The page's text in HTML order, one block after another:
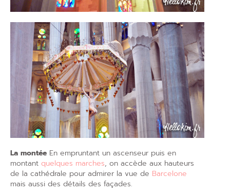
La montée En empruntant un ascenseur puis en
montant quelques marches, on accède aux hauteurs
de la cathédrale pour admirer la vue de Barcelone
mais aussi des détails des façades.